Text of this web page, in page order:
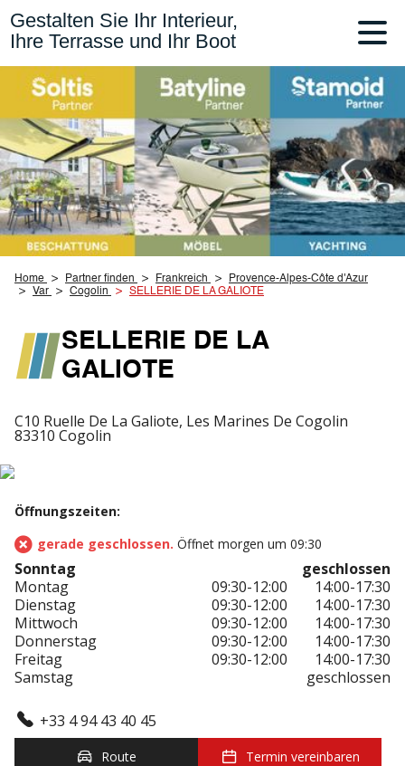
Gestalten Sie Ihr Interieur,
Ihre Terrasse und Ihr Boot
Home Partner finden Frankreich
Provence-Alpes-Côte d'Azur
Var
Cogolin SELLERIE DE LA GALIOTE
SELLERIE DE LA
GALIOTE
C10 Ruelle De La Galiote, Les Marines De Cogolin
83310 Cogolin
Öffnungszeiten:
gerade geschlossen. Öffnet morgen um 09:30
Sonntag
geschlossen
Montag
09:30-12:00
14:00-17:30
Dienstag
09:30-12:00
14:00-17:30
Mittwoch
09:30-12:00
14:00-17:30
Donnerstag
09:30-12:00
14:00-17:30
Freitag
09:30-12:00
14:00-17:30
Samstag
geschlossen
+33 4 94 43 40 45
Route Termin vereinbaren